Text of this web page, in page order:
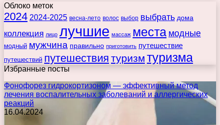
Облоко меток
2024 2024-2025 весна-лето волос выбор выбрать дома
коллекция лицо лучшие массаж места модные
модный мужчина правильно приготовить путешествие
путешествий путешествия туризм туризма
Избранные посты
Фонофорез гидрокортизоном — эффективный метод
лечения воспалительных заболеваний и аллергических
реакций
16.04.2024